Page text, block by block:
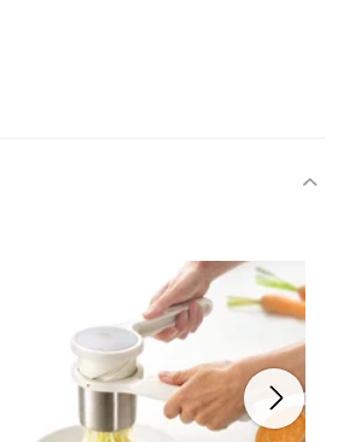
ANMELDEN
Passwort erinnern